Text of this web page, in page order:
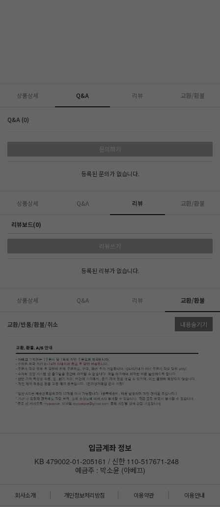
상품상세 Q&A 리뷰 교환/환불
Q&A (0)
문의하기
등록된 문의가 없습니다.
상품상세 Q&A 리뷰 교환/환불
리뷰보드(0)
리뷰쓰기
등록된 리뷰가 없습니다.
상품상세 Q&A 리뷰 교환/환불
교환/반품/환불/취소 내용숨기기
입금계좌 정보
KB 479002-01-205161 / 신한 110-517671-248
예금주 : 박소윤 (아베끄)
회사소개 개인정보처리방침 이용약관 이용안내